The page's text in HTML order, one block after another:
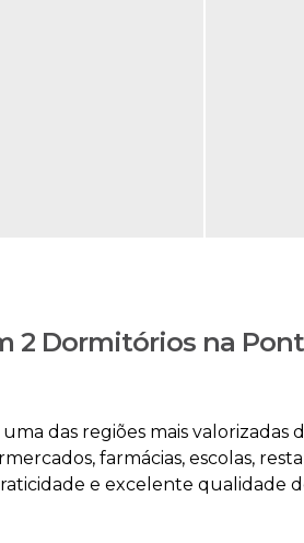
2 Dormitórios na
das regiões mais valorizadas
farmácias, escolas,
e excelente qualidade